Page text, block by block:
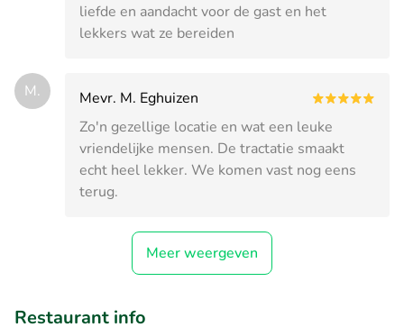
liefde en aandacht voor de gast en het
lekkers wat ze bereiden
M.
Mevr. M. Eghuizen
Zo'n gezellige locatie en wat een leuke
vriendelijke mensen. De tractatie smaakt
echt heel lekker. We komen vast nog eens
terug.
Meer weergeven
Restaurant info